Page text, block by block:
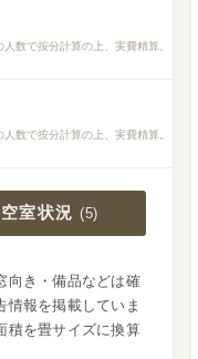
人数で按分計算の上、実費精算。
人数で按分計算の上、実費精算。
空室状況 (5)
向き・備品などは確
情報を掲載していま
積を畳サイズに換算